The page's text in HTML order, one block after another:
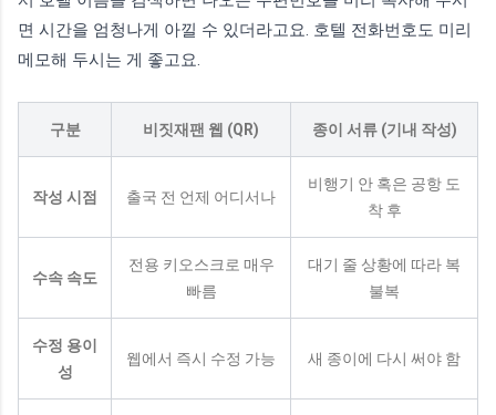
면 시간을 엄청나게 아낄 수 있더라고요. 호텔 전화번호도 미리
메모해 두시는 게 좋고요.
구분 비짓재팬 웹 (QR) 종이 서류 (기내 작성)
작성 시점 출국 전 언제 어디서나
비행기 안 혹은 공항 도
착 후
수속 속도
전용 키오스크로 매우
빠름
대기 줄 상황에 따라 복
불복
수정 용이
성
웹에서 즉시 수정 가능 새 종이에 다시 써야 함